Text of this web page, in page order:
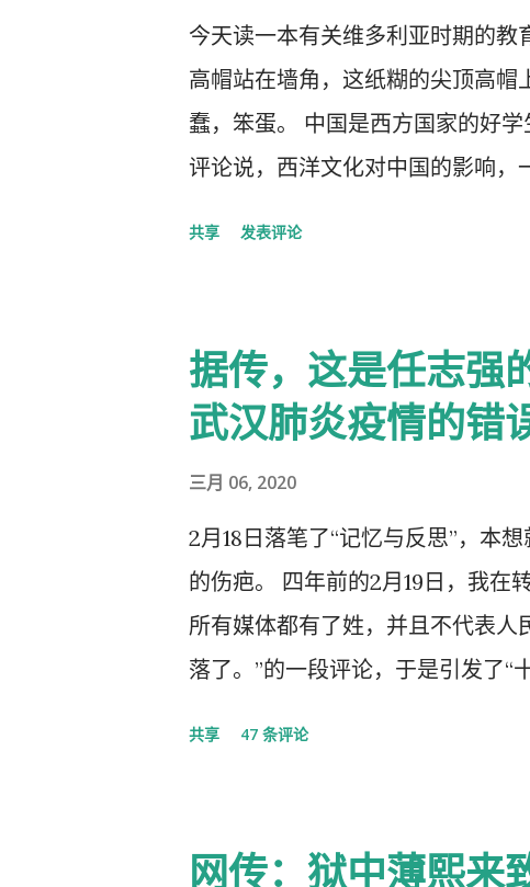
今天读一本有关维多利亚时期的
高帽站在墙角，这纸糊的尖顶高
蠢，笨蛋。 中国是西方国家的好
评论说，西洋文化对中国的影响，
共享 发表评论
据传，这是任志强
武汉肺炎疫情的错
三月 06, 2020
2月18日落笔了“记忆与反思”，本
的伤疤。 四年前的2月19日，我在
所有媒体都有了姓，并且不代表
落了。”的一段评论，于是引发了“
实的真相，剩下的就是人民的生
共享 47 条评论
网传：狱中薄熙来